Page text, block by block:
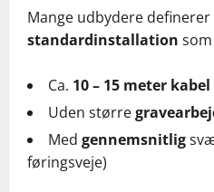
Mange udbydere definerer
standardinstallation
Ca. 10 – 15 meter kabel
Uden større
Med gennemsnitlig
føringsveje)